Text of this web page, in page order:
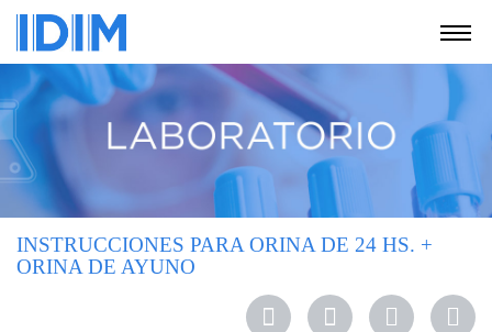
NOSOTROS
EDUCACIÓN
INSTRUCCIONES
PACIENTES
INSTRUCCIONES PARA ORINA DE 24 HS. +
ORINA DE AYUNO